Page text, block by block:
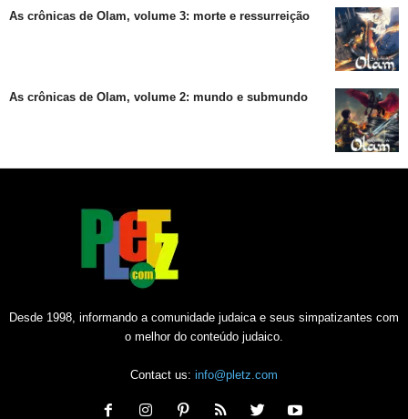
As crônicas de Olam, volume 3: morte e ressurreição
As crônicas de Olam, volume 2: mundo e submundo
Desde 1998, informando a comunidade judaica e seus simpatizantes com
o melhor do conteúdo judaico.
Contact us: info@pletz.com